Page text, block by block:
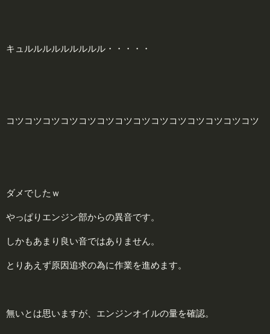
キュルルルルルルルルル・・・・・
コツコツコツコツコツコツコツコツコツコツコツコツコツコツ
ダメでしたｗ
やっぱりエンジン部からの異音です。
しかもあまり良い音ではありません。
とりあえず原因追求の為に作業を進めます。
無いとは思いますが、エンジンオイルの量を確認。